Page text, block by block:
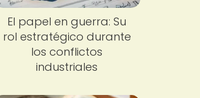
El papel en guerra: Su
rol estratégico durante
los conflictos
industriales